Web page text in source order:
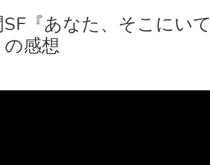
『あなた、そこにいて
感想